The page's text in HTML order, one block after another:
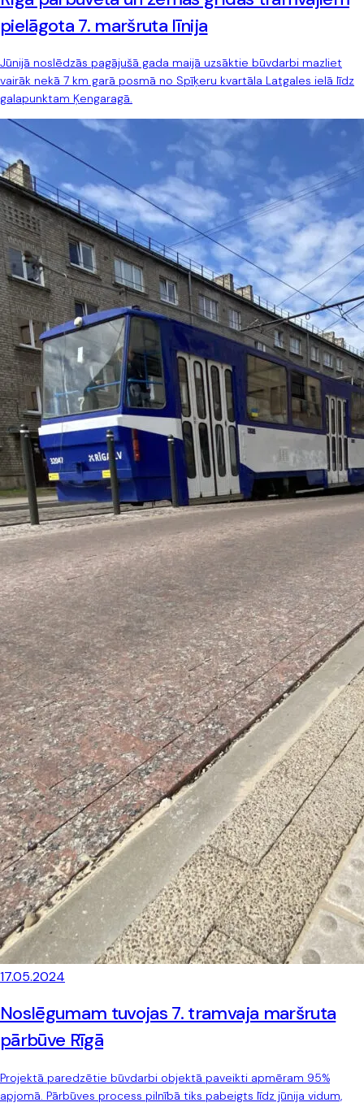
pielāgota 7. maršruta līnija
Jūnijā noslēdzās pagājušā gada maijā uzsāktie būvdarbi mazliet
vairāk nekā 7 km garā posmā no Spīķeru kvartāla Latgales ielā līdz
galapunktam Ķengaragā.
17.05.2024
Noslēgumam tuvojas 7. tramvaja maršruta
pārbūve Rīgā
Projektā paredzētie būvdarbi objektā paveikti apmēram 95%
apjomā. Pārbūves process pilnībā tiks pabeigts līdz jūnija vidum,